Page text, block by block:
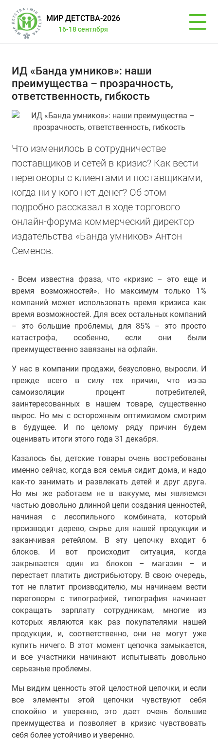
МИР ДЕТСТВА-2026
16-18 сентября
ИД «Банда умников»: наши
преимущества – прозрачность,
ответственность, гибкость
Что изменилось в сотрудничестве
поставщиков и сетей в кризис? Как вести
переговоры с клиентами и поставщиками,
когда ни у кого нет денег? Об этом
подробно рассказал в ходе торгового
онлайн-форума коммерческий директор
издательства «Банда умников» Антон
Семенов.
- Всем известна фраза, что «кризис – это еще и
время возможностей». Но максимум только 1%
компаний может использовать время кризиса как
время возможностей. Для всех остальных компаний
– это большие проблемы, для 85% – это просто
катастрофа, особенно, если они были
преимущественно завязаны на офлайн.
У нас в компании продажи, безусловно, выросли. И
прежде всего в силу тех причин, что из-за
самоизоляции процент потребителей,
заинтересованных в нашем товаре, существенно
вырос. Но мы с осторожным оптимизмом смотрим
в будущее. И по целому ряду причин будем
оценивать итоги этого года 31 декабря.
Казалось бы, детские товары очень востребованы
именно сейчас, когда вся семья сидит дома, и надо
как-то занимать и развлекать детей и друг друга.
Но мы же работаем не в вакууме, мы являемся
частью довольно длинной цепи создания ценностей,
начиная с лесопильного комбината, который
производит дерево, сырье для нашей продукции и
заканчивая ретейлом. В эту цепочку входит 6
блоков. И вот происходит ситуация, когда
закрывается один из блоков – магазин – и
перестает платить дистрибьютору. В свою очередь,
тот не платит производителю, мы начинаем вести
переговоры с типографией, типография начинает
сокращать зарплату сотрудникам, многие из
которых являются как раз покупателями нашей
продукции, и, соответственно, они не могут уже
купить ничего. В этот момент цепочка замыкается,
и все участники начинают испытывать довольно
серьезные проблемы.
Мы видим ценность этой целостной цепочки, и если
все элементы этой цепочки чувствуют себя
спокойно и уверенно, это дает очень большие
преимущества и позволяет в кризис чувствовать
себя более устойчиво и уверенно.